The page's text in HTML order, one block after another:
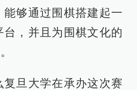
能够通过围棋搭建起一
，并且为围棋文化的
复旦大学在承办这次赛